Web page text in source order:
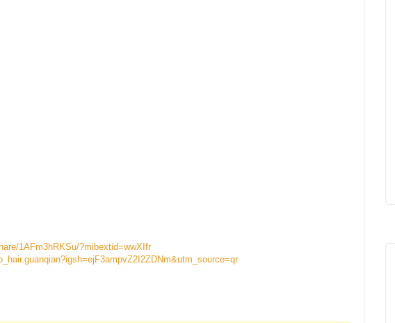
1AFm3hRKSu/?mibextid=wwXIfr